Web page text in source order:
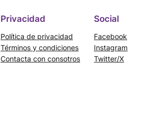
Privacidad
Política de privacidad
Términos y condiciones
Contacta con consotros
Social
Facebook
Instagram
Twitter/X